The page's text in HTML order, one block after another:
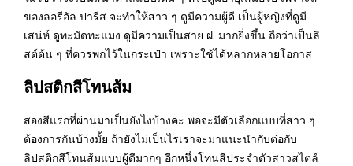
ของลอรีอัล ปารีส จะทำให้สาว ๆ ดูมีความผู้ดี เป็นผู้หญิงที่ดูมี
เสน่ห์ ดูทะมัดทะแมง ดูมีความเป็นสาย ฝ. มากยิ่งขึ้น ถือว่าเป็นลิ
สต์ต้น ๆ ที่ควรพกไว้ในกระเป๋า เพราะใช้ได้หลากหลายโอกาส
ลิปสติกสีโทนส้ม
สองสีแรกที่ผ่านมาเป็นยังไงบ้างคะ พอจะมีตัวเลือกแบบที่สาว ๆ
ต้องการกันบ้างมั้ย ถ้ายังไม่เป็นไรเราจะมาแนะนำกับต่อกับ
ลิปสติกสีโทนส้มแบบผู้ดีมากๆ อีกหนึ่งโทนสีประจำตัวสาวสไตล์